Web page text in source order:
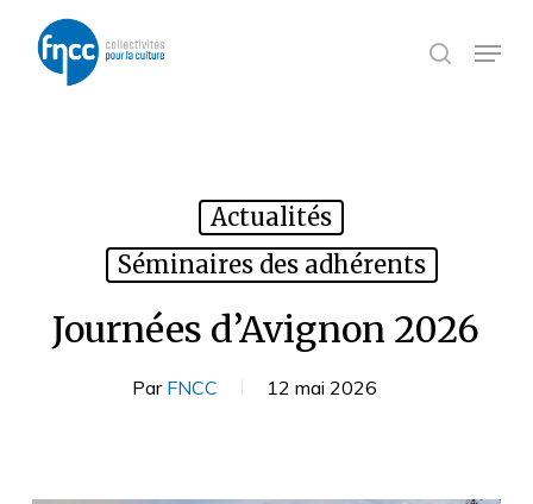
main
content
search
Menu
Actualités
Séminaires des adhérents
Journées d’Avignon 2026
Par FNCC 12 mai 2026
Panneau de gestion des cookies